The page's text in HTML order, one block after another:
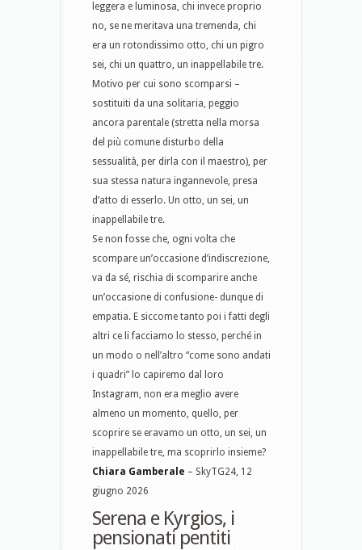
leggera e luminosa, chi invece proprio
no, se ne meritava una tremenda, chi
era un rotondissimo otto, chi un pigro
sei, chi un quattro, un inappellabile tre.
Motivo per cui sono scomparsi –
sostituiti da una solitaria, peggio
ancora parentale (stretta nella morsa
del più comune disturbo della
sessualità, per dirla con il maestro), per
sua stessa natura ingannevole, presa
d’atto di esserlo. Un otto, un sei, un
inappellabile tre.
Se non fosse che, ogni volta che
scompare un’occasione d’indiscrezione,
va da sé, rischia di scomparire anche
un’occasione di confusione- dunque di
empatia. E siccome tanto poi i fatti degli
altri ce li facciamo lo stesso, perché in
un modo o nell’altro “come sono andati
i quadri” lo capiremo dal loro
Instagram, non era meglio avere
almeno un momento, quello, per
scoprire se eravamo un otto, un sei, un
inappellabile tre, ma scoprirlo insieme?
Chiara Gamberale – SkyTG24, 12
giugno 2026
Serena e Kyrgios, i
pensionati pentiti